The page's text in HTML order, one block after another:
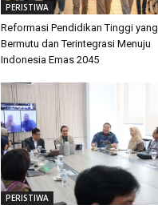
PERISTIWA
Reformasi Pendidikan Tinggi yang
Bermutu dan Terintegrasi Menuju
Indonesia Emas 2045
PERISTIWA